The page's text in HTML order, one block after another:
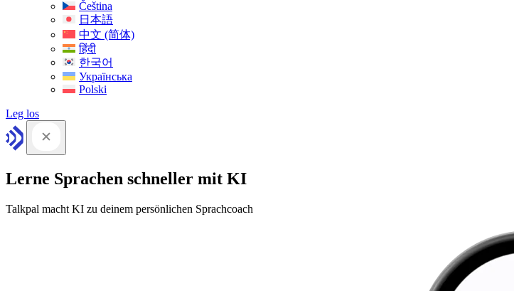
Čeština
日本語
中文 (简体)
हिंदी
한국어
Українська
Polski
Leg los
Lerne Sprachen schneller mit KI
Talkpal macht KI zu deinem persönlichen Sprachcoach